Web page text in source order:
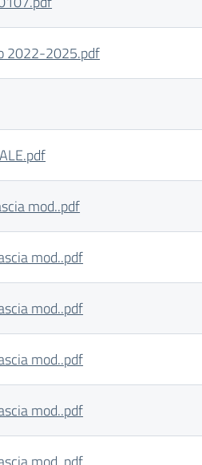
2022-2025.pdf
mod..pdf
mod..pdf
mod..pdf
mod..pdf
mod..pdf